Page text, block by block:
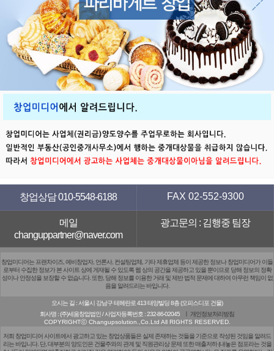
창업상담 010-5548-6188 FAX 02-552-9300
메일
changuppartner@naver.com
광고문의 : 김행중 팀장
창업미디어는 프랜차이즈, 예비창업자, 언론사, 컨설팅업체, 기타 제휴업체 등이 제공한 정보나 창업미디어가 이들
로부터 수집한 정보가 본 사이트 상에 게재될 수 있도록 웹 상의 공간을 제공하고 있을 뿐이므로 당해 정보의 정확
성이나 안정성을 보장할 수 없습니다. 또한, 당해 정보를 이용한 거래 및 제반 법적 문제에 대하여 아무런 책임이 없
음을 알려드리는 바입니다.
오시는 길 : 서울시 강남구 테헤란로 413 태양빌딩 8층 (오피스디포 건물)
회사명 : (주)세움창업법인 / 사업자등록번호 : 232-86-02045
ㅣ 개인정보처리방침
COPYRIGHTⓒ Changupsolution.,Co.Ltd All RIGHTS RESERVED.
저희 창업미디어 사이트에서 광고하고 있는 창업상품들은 실제 존재하는 것들을 기준으로 작성된 것임을 알려드
리는 바입니다. 단, 대부분의 양도인은 건물주와의 관계 및 직원관리상 문제 또한 매출저하 (내놓은 점포라는 것을